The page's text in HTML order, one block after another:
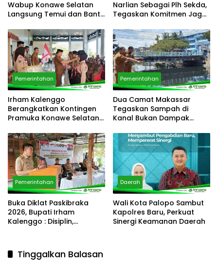
Wabup Konawe Selatan
Langsung Temui dan Bantu
Palangga
Narlian Sebagai Plh Sekda,
Tegaskan Komitmen Jaga
Pemerintahan
Irham Kalenggo
Berangkatkan Kontingen
Pramuka Konawe Selatan
Siapkan Generasi
Berkarkter di Kancah
Nasional
Pemerintahan
Dua Camat Makassar
Tegaskan Sampah di
Kanal Bukan Dampak
Sampah
Pemerintahan
Buka Diklat Paskibraka
2026, Bupati Irham
Kalenggo : Disiplin,
Kunci
Daerah
Wali Kota Palopo Sambut
Kapolres Baru, Perkuat
Sinergi Keamanan Daerah
Tinggalkan Balasan